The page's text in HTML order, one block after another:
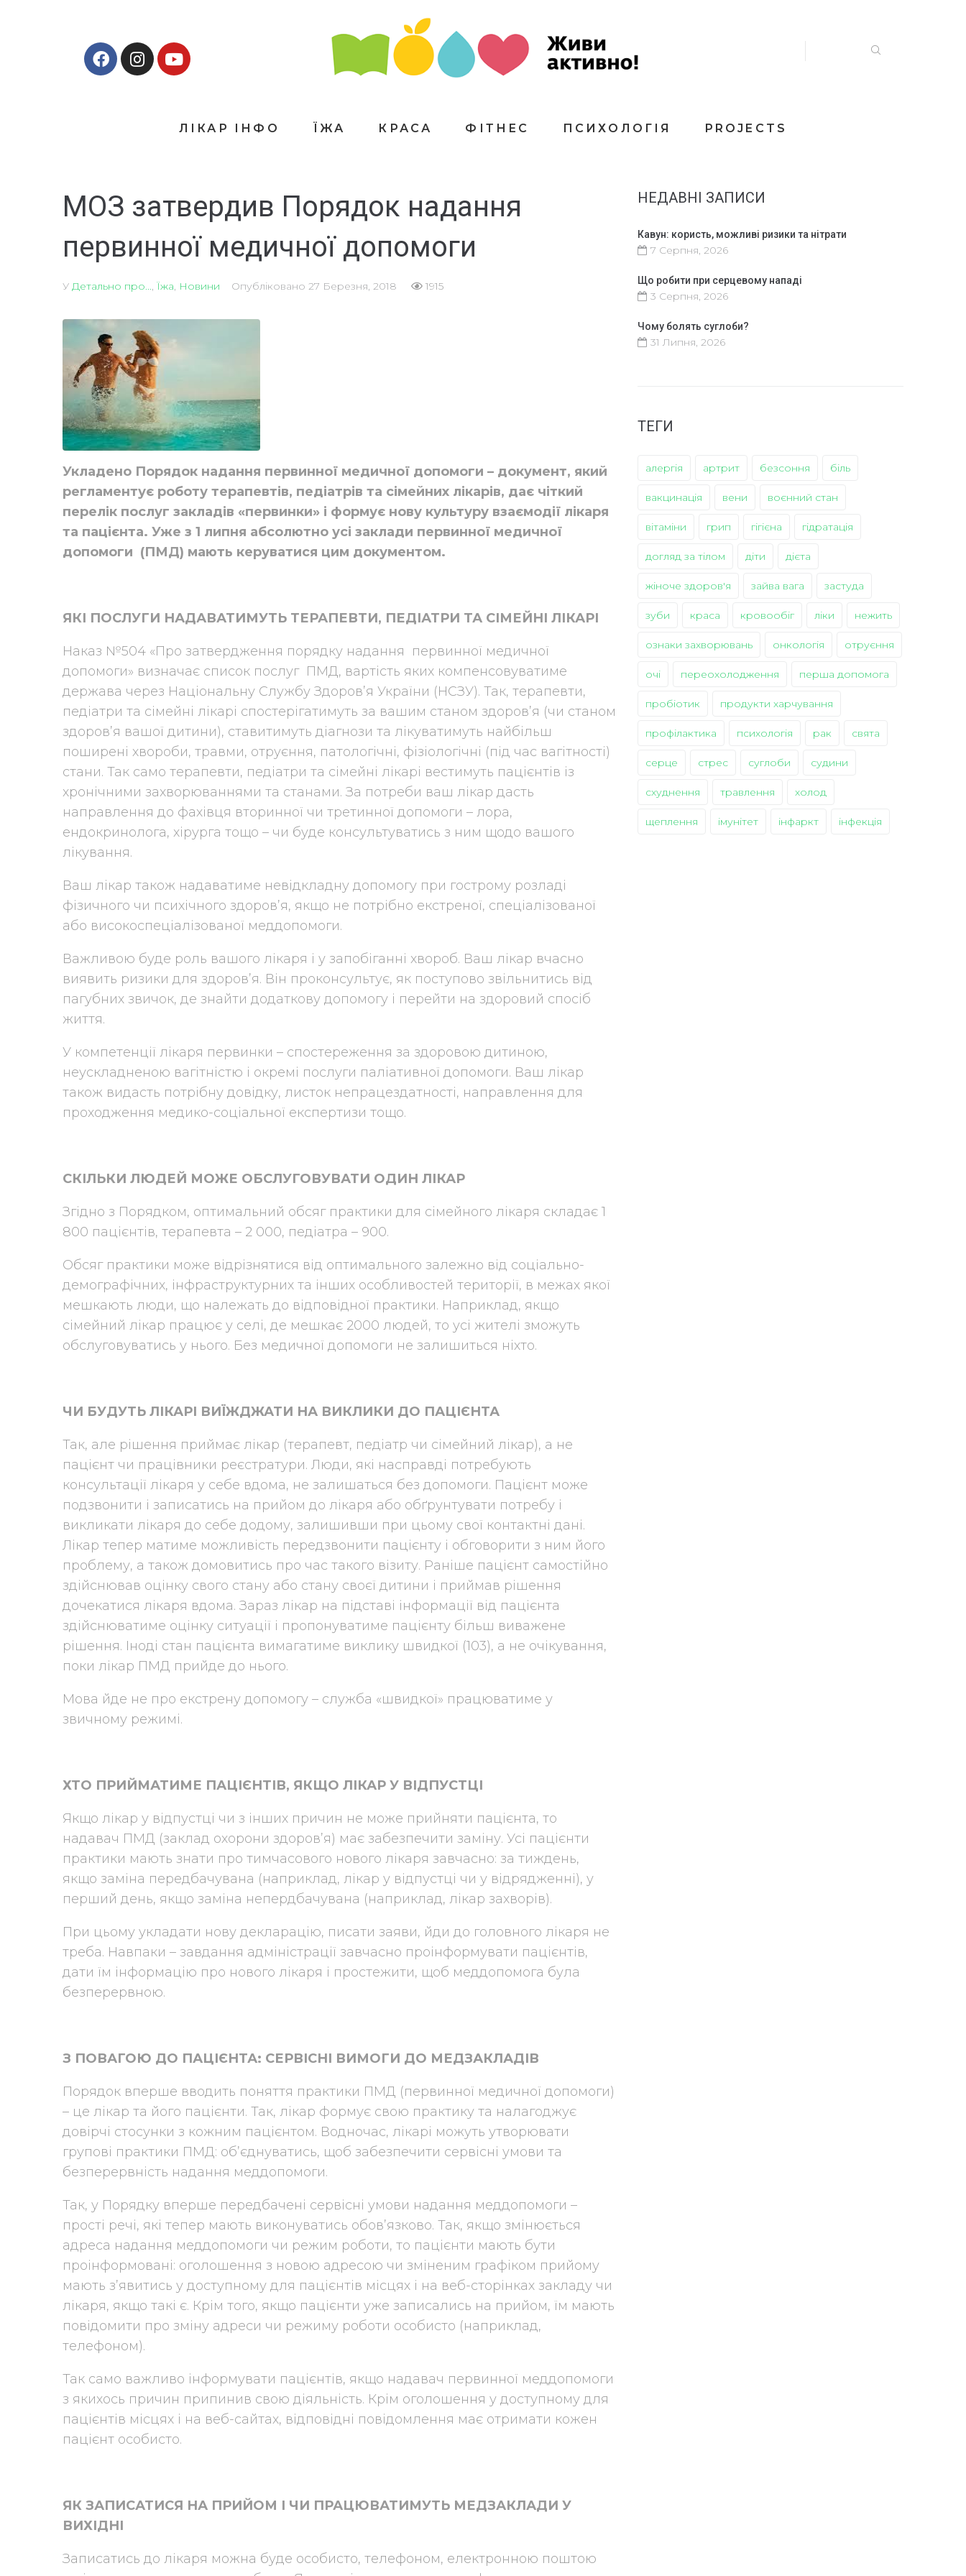
ЛІКАР ІНФО ЇЖА КРАСА ФІТНЕС ПСИХОЛОГІЯ PROJECTS
МОЗ затвердив Порядок надання
первинної медичної допомоги
У Детально про..., Їжа, Новини Опубліковано 27 Березня, 2018 1915
Укладено Порядок надання первинної медичної допомоги – документ, який
регламентує роботу терапевтів, педіатрів та сімейних лікарів, дає чіткий
перелік послуг закладів «первинки» і формує нову культуру взаємодії лікаря
та пацієнта. Уже з 1 липня абсолютно усі заклади первинної медичної
допомоги (ПМД) мають керуватися цим документом.
ЯКІ ПОСЛУГИ НАДАВАТИМУТЬ ТЕРАПЕВТИ, ПЕДІАТРИ ТА СІМЕЙНІ ЛІКАРІ
Наказ №504 «Про затвердження порядку надання первинної медичної
допомоги» визначає список послуг ПМД, вартість яких компенсовуватиме
держава через Національну Службу Здоров’я України (НСЗУ). Так, терапевти,
педіатри та сімейні лікарі спостерігатимуть за вашим станом здоров’я (чи станом
здоров’я вашої дитини), ставитимуть діагнози та лікуватимуть найбільш
поширені хвороби, травми, отруєння, патологічні, фізіологічні (під час вагітності)
стани. Так само терапевти, педіатри та сімейні лікарі вестимуть пацієнтів із
хронічними захворюваннями та станами. За потреби ваш лікар дасть
направлення до фахівця вторинної чи третинної допомоги – лора,
ендокринолога, хірурга тощо – чи буде консультуватись з ним щодо вашого
лікування.
Ваш лікар також надаватиме невідкладну допомогу при гострому розладі
фізичного чи психічного здоров’я, якщо не потрібно екстреної, спеціалізованої
або високоспеціалізованої меддопомоги.
Важливою буде роль вашого лікаря і у запобіганні хвороб. Ваш лікар вчасно
виявить ризики для здоров’я. Він проконсультує, як поступово звільнитись від
пагубних звичок, де знайти додаткову допомогу і перейти на здоровий спосіб
життя.
У компетенції лікаря первинки – спостереження за здоровою дитиною,
неускладненою вагітністю і окремі послуги паліативної допомоги. Ваш лікар
також видасть потрібну довідку, листок непрацездатності, направлення для
проходження медико-соціальної експертизи тощо.
СКІЛЬКИ ЛЮДЕЙ МОЖЕ ОБСЛУГОВУВАТИ ОДИН ЛІКАР
Згідно з Порядком, оптимальний обсяг практики для сімейного лікаря складає 1
800 пацієнтів, терапевта – 2 000, педіатра – 900.
Обсяг практики може відрізнятися від оптимального залежно від соціально-
демографічних, інфраструктурних та інших особливостей території, в межах якої
мешкають люди, що належать до відповідної практики. Наприклад, якщо
сімейний лікар працює у селі, де мешкає 2000 людей, то усі жителі зможуть
обслуговуватись у нього. Без медичної допомоги не залишиться ніхто.
ЧИ БУДУТЬ ЛІКАРІ ВИЇЖДЖАТИ НА ВИКЛИКИ ДО ПАЦІЄНТА
Так, але рішення приймає лікар (терапевт, педіатр чи сімейний лікар), а не
пацієнт чи працівники реєстратури. Люди, які насправді потребують
консультації лікаря у себе вдома, не залишаться без допомоги. Пацієнт може
подзвонити і записатись на прийом до лікаря або обґрунтувати потребу і
викликати лікаря до себе додому, залишивши при цьому свої контактні дані.
Лікар тепер матиме можливість передзвонити пацієнту і обговорити з ним його
проблему, а також домовитись про час такого візиту. Раніше пацієнт самостійно
здійснював оцінку свого стану або стану своєї дитини і приймав рішення
дочекатися лікаря вдома. Зараз лікар на підставі інформації від пацієнта
здійснюватиме оцінку ситуації і пропонуватиме пацієнту більш виважене
рішення. Іноді стан пацієнта вимагатиме виклику швидкої (103), а не очікування,
поки лікар ПМД прийде до нього.
Мова йде не про екстрену допомогу – служба «швидкої» працюватиме у
звичному режимі.
ХТО ПРИЙМАТИМЕ ПАЦІЄНТІВ, ЯКЩО ЛІКАР У ВІДПУСТЦІ
Якщо лікар у відпустці чи з інших причин не може прийняти пацієнта, то
надавач ПМД (заклад охорони здоров’я) має забезпечити заміну. Усі пацієнти
практики мають знати про тимчасового нового лікаря завчасно: за тиждень,
якщо заміна передбачувана (наприклад, лікар у відпустці чи у відрядженні), у
перший день, якщо заміна непердбачувана (наприклад, лікар захворів).
При цьому укладати нову декларацію, писати заяви, йди до головного лікаря не
треба. Навпаки – завдання адміністрації завчасно проінформувати пацієнтів,
дати їм інформацію про нового лікаря і простежити, щоб меддопомога була
безперервною.
З ПОВАГОЮ ДО ПАЦІЄНТА: СЕРВІСНІ ВИМОГИ ДО МЕДЗАКЛАДІВ
Порядок вперше вводить поняття практики ПМД (первинної медичної допомоги)
– це лікар та його пацієнти. Так, лікар формує свою практику та налагоджує
довірчі стосунки з кожним пацієнтом. Водночас, лікарі можуть утворювати
групові практики ПМД: об’єднуватись, щоб забезпечити сервісні умови та
безперервність надання меддопомоги.
Так, у Порядку вперше передбачені сервісні умови надання меддопомоги –
прості речі, які тепер мають виконуватись обов’язково. Так, якщо змінюється
адреса надання меддопомоги чи режим роботи, то пацієнти мають бути
проінформовані: оголошення з новою адресою чи зміненим графіком прийому
мають з’явитись у доступному для пацієнтів місцях і на веб-сторінках закладу чи
лікаря, якщо такі є. Крім того, якщо пацієнти уже записались на прийом, їм мають
повідомити про зміну адреси чи режиму роботи особисто (наприклад,
телефоном).
Так само важливо інформувати пацієнтів, якщо надавач первинної меддопомоги
з якихось причин припинив свою діяльність. Крім оголошення у доступному для
пацієнтів місцях і на веб-сайтах, відповідні повідомлення має отримати кожен
пацієнт особисто.
ЯК ЗАПИСАТИСЯ НА ПРИЙОМ І ЧИ ПРАЦЮВАТИМУТЬ МЕДЗАКЛАДИ У
ВИХІДНІ
Записатись до лікаря можна буде особисто, телефоном, електронною поштою
НЕДАВНІ ЗАПИСИ
Кавун: користь, можливі ризики та нітрати
7 Серпня, 2026
Що робити при серцевому нападі
3 Серпня, 2026
Чому болять суглоби?
31 Липня, 2026
ТЕГИ
алергія артрит безсоння біль
вакцинація вени воєнний стан
вітаміни грип гігієна гідратація
догляд за тілом діти дієта
жіноче здоров'я зайва вага застуда
зуби краса кровообіг ліки нежить
ознаки захворювань онкологія отруєння
очі переохолодження перша допомога
пробіотик продукти харчування
профілактика психологія рак свята
серце стрес суглоби судини
схуднення травлення холод
щеплення імунітет інфаркт інфекція